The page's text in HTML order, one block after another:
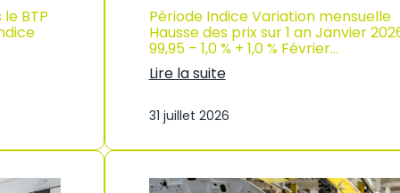
–
2
0
2
6
t
i
o
à
a
o
t
BTP Période Indice Variation mensuelle
Hausse des prix sur 1 an Janvier
99,95 – 1,0 % + 1,0 % Février…
Lire la suite
n
i
e
31 juillet 2026